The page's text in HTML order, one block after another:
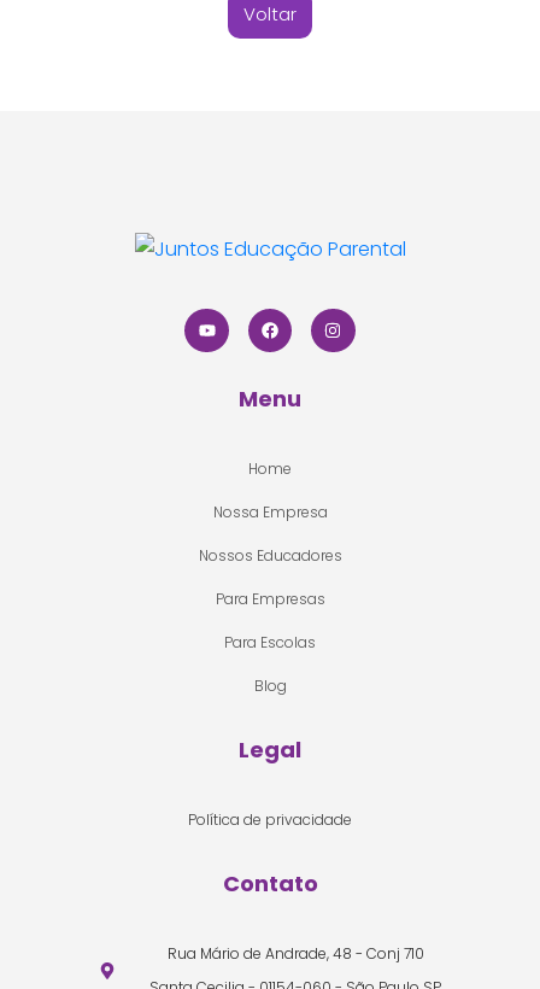
Voltar
Menu
Home
Nossa Empresa
Nossos Educadores
Para Empresas
Para Escolas
Blog
Legal
Política de privacidade
Contato
Rua Mário de Andrade, 48 - Conj 710